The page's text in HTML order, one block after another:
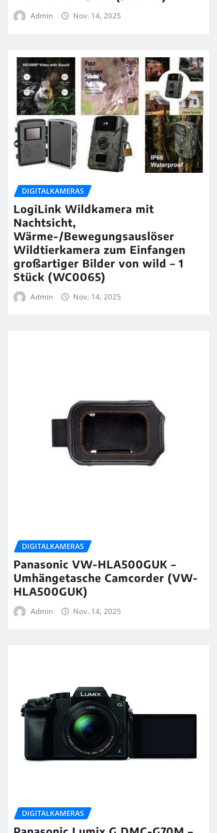
Admin Nov. 14, 2025
DIGITALKAMERAS
LogiLink Wildkamera mit
Nachtsicht,
Wärme-/Bewegungsauslöser
Wildtierkamera zum Einfangen
großartiger Bilder von wild – 1
Stück (WC0065)
Admin Nov. 14, 2025
DIGITALKAMERAS
Panasonic VW-HLA500GUK –
Umhängetasche Camcorder (VW-
HLA500GUK)
Admin Nov. 14, 2025
DIGITALKAMERAS